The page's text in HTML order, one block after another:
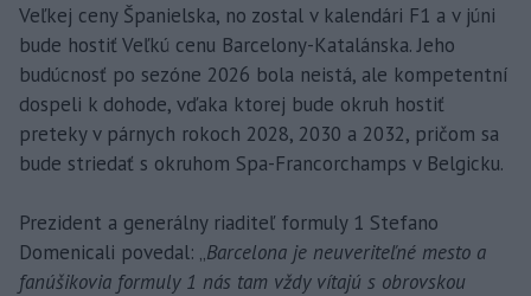
Veľkej ceny Španielska, no zostal v kalendári F1 a v júni
bude hostiť Veľkú cenu Barcelony-Katalánska. Jeho
budúcnosť po sezóne 2026 bola neistá, ale kompetentní
dospeli k dohode, vďaka ktorej bude okruh hostiť
preteky v párnych rokoch 2028, 2030 a 2032, pričom sa
bude striedať s okruhom Spa-Francorchamps v Belgicku.
Prezident a generálny riaditeľ formuly 1 Stefano
Domenicali povedal: „Barcelona je neuveriteľné mesto a
fanúšikovia formuly 1 nás tam vždy vítajú s obrovskou